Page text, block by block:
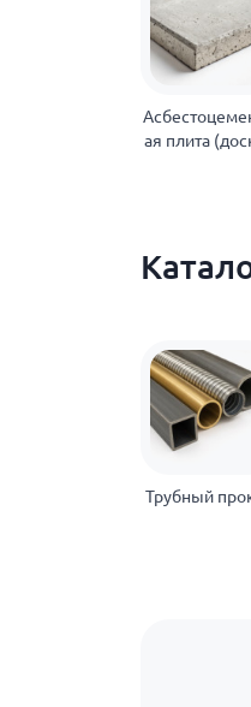
ая плита
Трубный